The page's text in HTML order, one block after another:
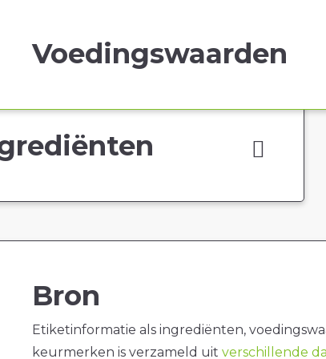
Voedingswaarden
Bron
Etiketinformatie als ingrediënten,
keurmerken is verzameld uit verschillende